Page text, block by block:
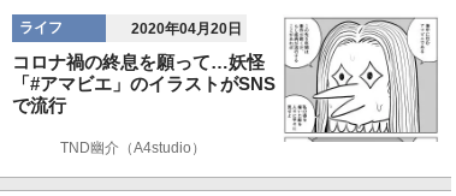
ライフ 2020年04月20日
コロナ禍の終息を願って…妖怪
「#アマビエ」のイラストがSNS
で流行
TND幽介（A4studio）